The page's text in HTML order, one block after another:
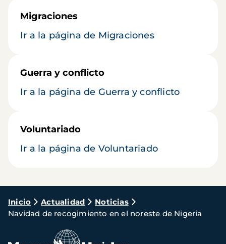
Migraciones
Ir a la página de Migraciones
Guerra y conflicto
Ir a la página de Guerra y conflicto
Voluntariado
Ir a la página de Voluntariado
Ruta
de
navegación
Inicio Actualidad
Noticias
Navidad de recogimiento en el noreste de Nigeria